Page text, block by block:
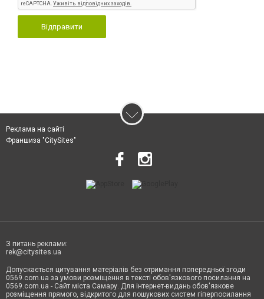
Відправити
Реклама на сайті
Франшиза "CitySites"
З питань реклами:
rek@citysites.ua
Допускається цитування матеріалів без отримання попередньої згоди
0569.com.ua за умови розміщення в тексті обов'язкового посилання на
0569.com.ua - Сайт міста Самару. Для інтернет-видань обов'язкове
розміщення прямого, відкритого для пошукових систем гіперпосилання